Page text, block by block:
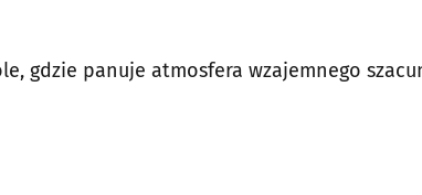
gdzie panuje atmosfera wzajemnego